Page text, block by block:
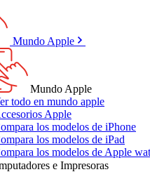
Mundo Apple
Mundo Apple
todo en mundo apple
Apple
los modelos de iPhone
los modelos de iPad
los modelos de Apple
e Impresoras